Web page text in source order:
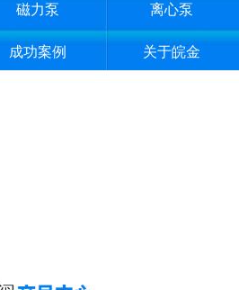
磁力泵 离心泵
成功案例 关于皖金